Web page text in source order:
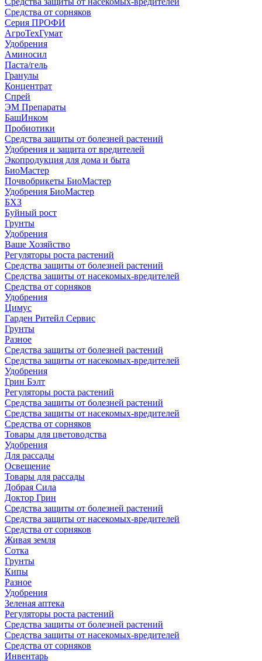
Средства от сорняков
Серия ПРОФИ
АгроТехГумат
Удобрения
Аминосил
Паста/гель
Гранулы
Концентрат
Спрей
ЭМ Препараты
БашИнком
Пробиотики
Средства защиты от болезней растений
Удобрения и защита от вредителей
Экопродукция для дома и быта
БиоМастер
Почвобрикеты БиоМастер
Удобрения БиоМастер
БХЗ
Буйный рост
Грунты
Удобрения
Ваше Хозяйство
Регуляторы роста растений
Средства защиты от болезней растений
Средства защиты от насекомых-вредителей
Средства от сорняков
Удобрения
Цимус
Гарден Ритейл Сервис
Грунты
Разное
Средства защиты от болезней растений
Средства защиты от насекомых-вредителей
Удобрения
Грин Бэлт
Регуляторы роста растений
Средства защиты от болезней растений
Средства защиты от насекомых-вредителей
Средства от сорняков
Товары для цветоводства
Удобрения
Для рассады
Освещение
Товары для рассады
Добрая Сила
Доктор Грин
Средства защиты от болезней растений
Средства защиты от насекомых-вредителей
Средства от сорняков
Живая земля
Сотка
Грунты
Кипы
Разное
Удобрения
Зеленая аптека
Регуляторы роста растений
Средства защиты от болезней растений
Средства защиты от насекомых-вредителей
Средства от сорняков
Инвентарь